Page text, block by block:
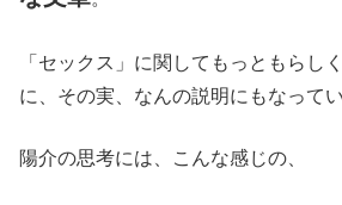
「セックス」に関してもっともらし
に、その実、なんの説明にもなって
陽介の思考には、こんな感じの、